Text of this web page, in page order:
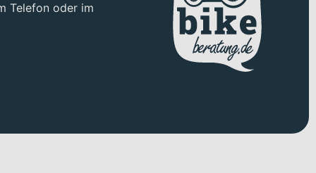
und Streckenprofile. Für zuverlässige
Vorteil bei Stop-and-go im Stadtverkehr. Die Schwalbe
B&M Toplight 2C Rückleuchte bist du gut sichtbar
längere Pendelfahrten und ausgedehnte Touren
komfortabel. Die nahtlose Integration der
Telefon oder im